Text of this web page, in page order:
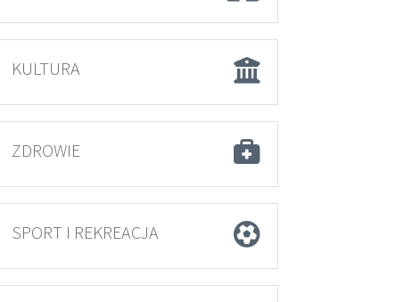
KULTURA
ZDROWIE
SPORT I REKREACJA